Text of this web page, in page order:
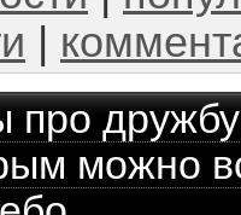
про дружбу
можно